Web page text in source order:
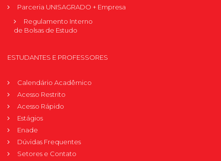
Parceria UNISAGRADO + Empresa
Regulamento Interno
de Bolsas de Estudo
ESTUDANTES E PROFESSORES
Calendário Acadêmico
Acesso Restrito
Acesso Rápido
Estágios
Enade
Dúvidas Frequentes
Setores e Contato